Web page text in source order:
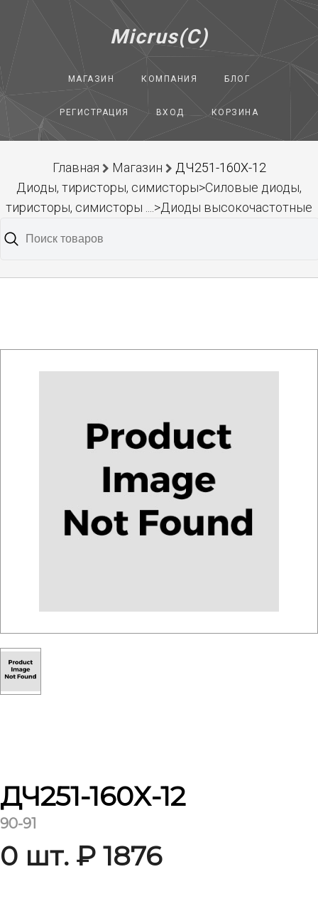
Micrus(C)
МАГАЗИН КОМПАНИЯ БЛОГ
РЕГИСТРАЦИЯ ВХОД КОРЗИНА
Главная Магазин
ДЧ251-160Х-12
Диоды, тиристоры, симисторы>Силовые диоды,
тиристоры, симисторы ....>Диоды высокочастотные
ДЧ251-160Х-12
90-91
0 шт. ₽ 1876